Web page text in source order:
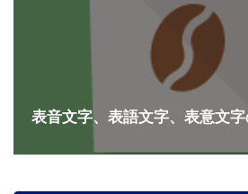
表音文字、表語文字、表意文